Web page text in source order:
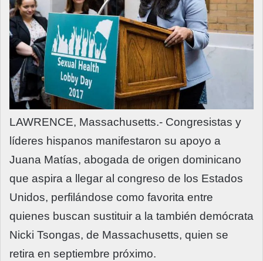
LAWRENCE, Massachusetts.- Congresistas y
líderes hispanos manifestaron su apoyo a
Juana Matías, abogada de origen dominicano
que aspira a llegar al congreso de los Estados
Unidos, perfilándose como favorita entre
quienes buscan sustituir a la también demócrata
Nicki Tsongas, de Massachusetts, quien se
retira en septiembre próximo.